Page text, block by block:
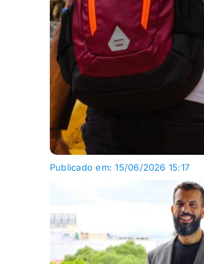
Publicado em: 15/06/2026 15:17